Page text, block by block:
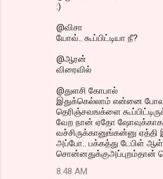
:)
@விசா
யோவ்.. கூப்பிட்டியா நீ?
@ஆரன்
விரைவில்
@துளசி கோபால்
இதுக்கெல்லாம் என்னை
தெரிஞ்சவஙக்ளை
வேற நான் ஏதோ ஷோவுக்காக
வச்சிருக்கானுங்கன்னு ஏத்தி
அப்போ.. பக்கத்து டேபிள் ஆள்
சொன்னதுக்குஅப்புறம்தான்
8:48 AM